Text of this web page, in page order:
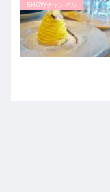
SHOWチャンネル